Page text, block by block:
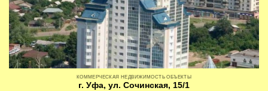
КОММЕРЧЕСКАЯ НЕДВИЖИМОСТЬ ОБЪЕКТЫ
г. Уфа, ул. Сочинская, 15/1